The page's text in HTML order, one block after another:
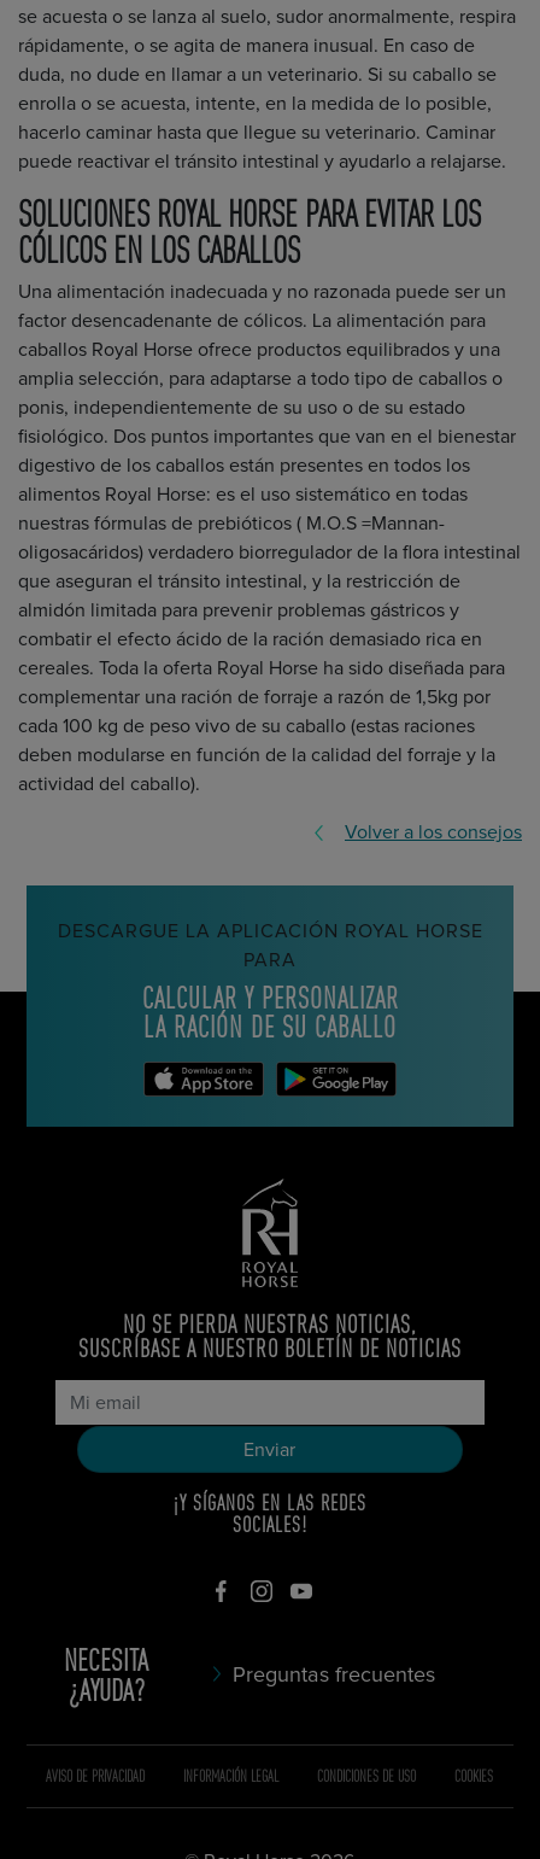
se acuesta o se lanza al suelo, sudor anormalmente, respira
rápidamente, o se agita de manera inusual. En caso de
duda, no dude en llamar a un veterinario. Si su caballo se
enrolla o se acuesta, intente, en la medida de lo posible,
hacerlo caminar hasta que llegue su veterinario. Caminar
puede reactivar el tránsito intestinal y ayudarlo a relajarse.
SOLUCIONES ROYAL HORSE PARA EVITAR LOS
CÓLICOS EN LOS CABALLOS
Una alimentación inadecuada y no razonada puede ser un
factor desencadenante de cólicos. La alimentación para
caballos Royal Horse ofrece productos equilibrados y una
amplia selección, para adaptarse a todo tipo de caballos o
ponis, independientemente de su uso o de su estado
fisiológico. Dos puntos importantes que van en el bienestar
digestivo de los caballos están presentes en todos los
alimentos Royal Horse: es el uso sistemático en todas
nuestras fórmulas de prebióticos ( M.O.S =Mannan-
oligosacáridos) verdadero biorregulador de la flora intestinal
que aseguran el tránsito intestinal, y la restricción de
almidón limitada para prevenir problemas gástricos y
combatir el efecto ácido de la ración demasiado rica en
cereales. Toda la oferta Royal Horse ha sido diseñada para
complementar una ración de forraje a razón de 1,5kg por
cada 100 kg de peso vivo de su caballo (estas raciones
deben modularse en función de la calidad del forraje y la
actividad del caballo).
Volver a los consejos
DESCARGUE LA APLICACIÓN ROYAL HORSE
PARA
CALCULAR Y PERSONALIZAR
LA RACIÓN DE SU CABALLO
NO SE PIERDA NUESTRAS NOTICIAS,
SUSCRÍBASE A NUESTRO BOLETÍN DE NOTICIAS
¡Y SÍGANOS EN LAS REDES
SOCIALES!
NECESITA
¿AYUDA?
Preguntas frecuentes
AVISO DE PRIVACIDAD INFORMACIÓN LEGAL CONDICIONES DE USO COOKIES